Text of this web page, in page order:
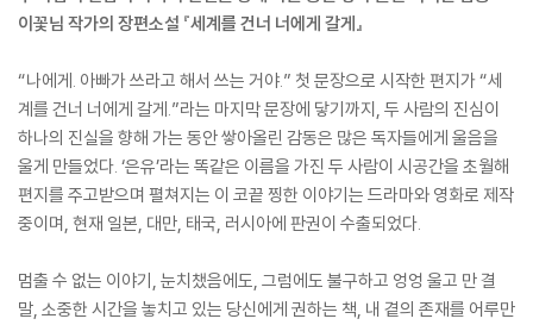
이꽃님 작가의 장편소설 『세계를 건너 너에게 갈게』
“나에게. 아빠가 쓰라고 해서 쓰는 거야.” 첫 문장으로 시작한 편지가 “세
계를 건너 너에게 갈게.”라는 마지막 문장에 닿기까지, 두 사람의 진심이
하나의 진실을 향해 가는 동안 쌓아올린 감동은 많은 독자들에게 울음을
울게 만들었다. ‘은유’라는 똑같은 이름을 가진 두 사람이 시공간을 초월해
편지를 주고받으며 펼쳐지는 이 코끝 찡한 이야기는 드라마와 영화로 제작
중이며, 현재 일본, 대만, 태국, 러시아에 판권이 수출되었다.
멈출 수 없는 이야기, 눈치챘음에도, 그럼에도 불구하고 엉엉 울고 만 결
말, 소중한 시간을 놓치고 있는 당신에게 권하는 책, 내 곁의 존재를 어루만